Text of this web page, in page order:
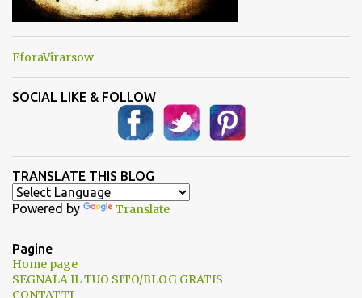
EforaVirarsow
SOCIAL LIKE & FOLLOW
TRANSLATE THIS BLOG
Powered by Translate
Pagine
Home page
SEGNALA IL TUO SITO/BLOG GRATIS
CONTATTI